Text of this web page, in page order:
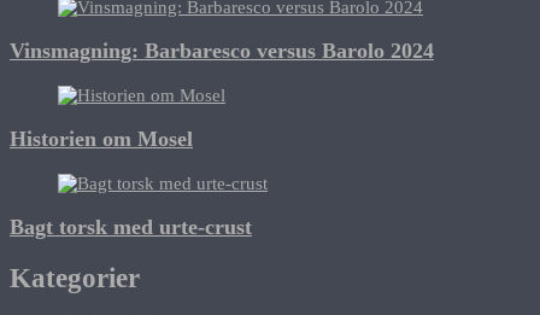
Vinsmagning: Barbaresco versus Barolo 2024
Historien om Mosel
Bagt torsk med urte-crust
Kategorier